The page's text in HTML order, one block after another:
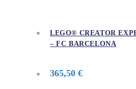
LEGO® CREATOR
– FC BARCELONA
365,50 €